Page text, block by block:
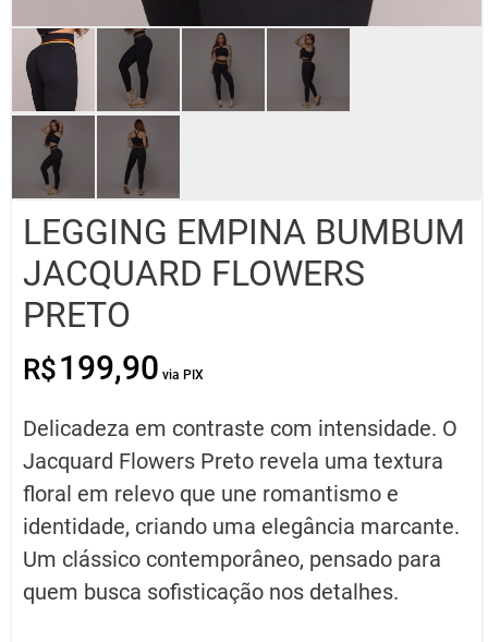
LEGGING EMPINA BUMBUM
JACQUARD FLOWERS
PRETO
R$199,90
era:
R$199,90.
é:
R$99,95.
Delicadeza em contraste com intensidade. O
Jacquard Flowers Preto revela uma textura
floral em relevo que une romantismo e
identidade, criando uma elegância marcante.
Um clássico contemporâneo, pensado para
quem busca sofisticação nos detalhes.